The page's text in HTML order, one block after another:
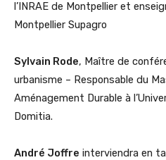
l’INRAE de Montpellier et
Montpellier Supagro
Sylvain Rode, Maître de
urbanisme – Responsable du
Aménagement Durable à
Domitia.
André Joffre interviendra en